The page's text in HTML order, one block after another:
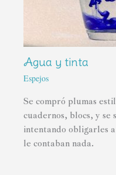
Agua y tinta
Espejos
Se compró plumas
cuadernos, blocs, y se
intentando obligarles
le contaban nada.